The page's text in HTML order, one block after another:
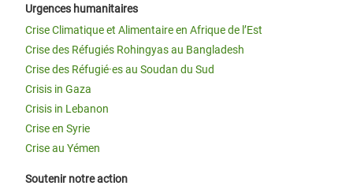
Urgences humanitaires
Crise Climatique et Alimentaire en Afrique de l’Est
Crise des Réfugiés Rohingyas au Bangladesh
Crise des Réfugié·es au Soudan du Sud
Crisis in Gaza
Crisis in Lebanon
Crise en Syrie
Crise au Yémen
Soutenir notre action